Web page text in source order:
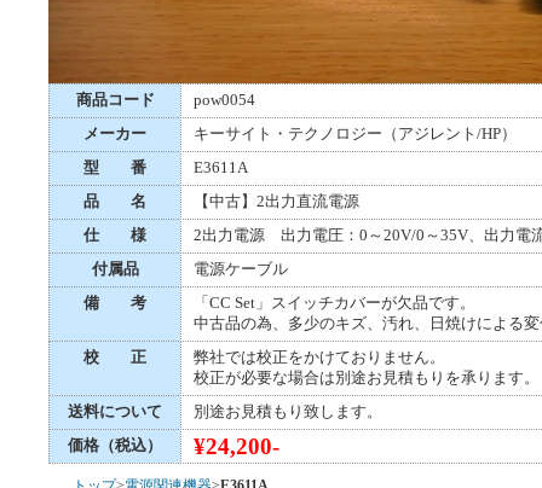
商品コード
pow0054
メーカー
キーサイト・テクノロジー（アジレント/HP）
型 番
E3611A
品 名
【中古】2出力直流電源
仕 様
2出力電源 出力電圧：0～20V/0～35V、出力電
付属品
電源ケーブル
備 考
「CC Set」スイッチカバーが欠品です。
中古品の為、多少のキズ、汚れ、日焼けによる
校 正
弊社では校正をかけておりません。
校正が必要な場合は別途お見積もりを承ります。
送料について
別途お見積もり致します。
価格（税込）
¥24,200-